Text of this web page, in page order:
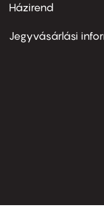
Footer
second
Házirend
Jegyvásárlási